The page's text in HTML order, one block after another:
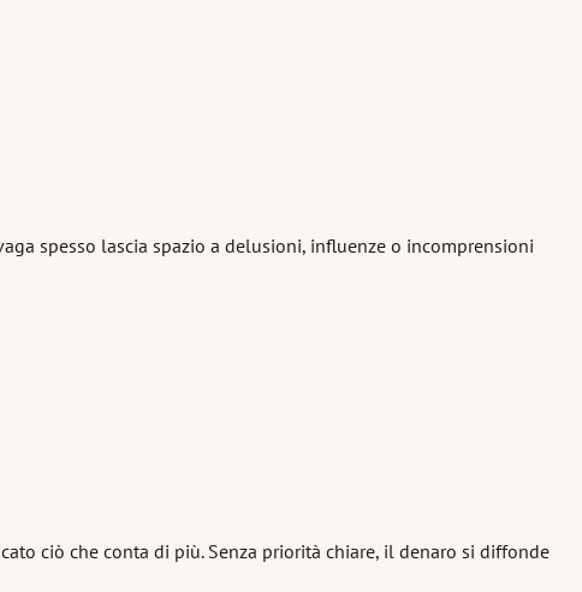
spesso lascia spazio a delusioni, influenze o incomprensioni
ciò che conta di più. Senza priorità chiare, il denaro si diffonde